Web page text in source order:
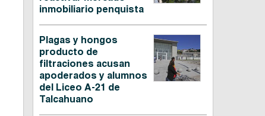
inmobiliario penquista
Plagas y hongos
producto de
filtraciones acusan
apoderados y alumnos
del Liceo A-21 de
Talcahuano